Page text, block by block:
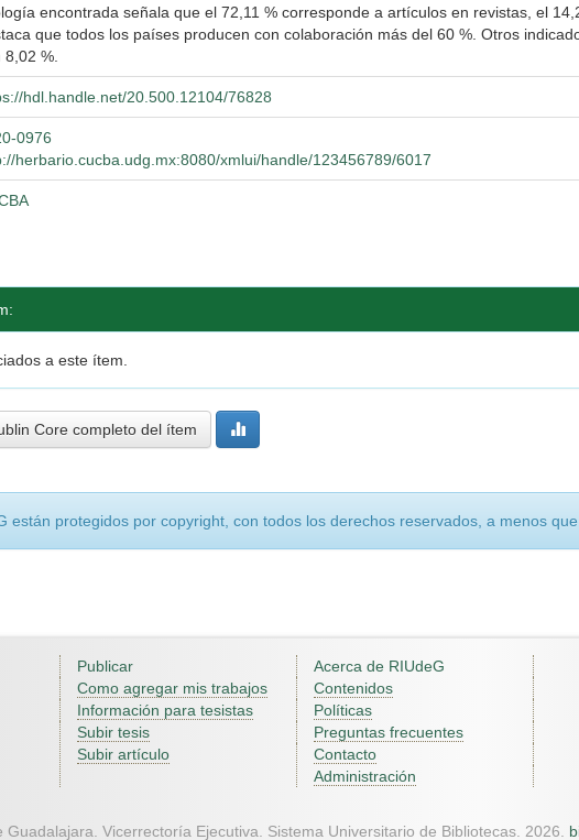
encontrada señala que el 72,11 % corresponde a artículos en revistas, el
que todos los países producen con colaboración más del 60 %. Otros
8,02 %.
hdl.handle.net/20.500.12104/76828
0976
herbario.cucba.udg.mx:8080/xmlui/handle/123456789/6017
a este ítem.
Core completo del ítem
están protegidos por copyright, con todos los derechos reservados, a menos
Publicar
Como agregar mis trabajos
Información para tesistas
Subir tesis
Subir artículo
Acerca de RIUdeG
Contenidos
Políticas
Preguntas frecuentes
Contacto
Administración
Vicerrectoría Ejecutiva. Sistema Universitario de Bibliotecas. 2026.